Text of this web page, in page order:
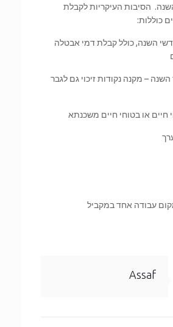
הסיבות העיקריות לקבלת
כוללות:
השנה, כולל קבלת דמי אבטלה
– מקנה נקודות זיכוי גם לגבר
חיים או בטוחי חיים משכנתא
עבודה אחד במקביל
Assaf